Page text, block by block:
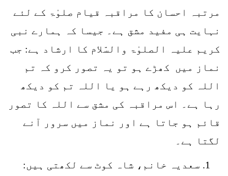
مرتبہ احسان کا مراقبہ قیام صلوٰۃ کے لئے
نہایت ہی مفید مشق ہے۔ جیسا کہ ہمارے نبی
کریم علیہ الصلوٰۃ والسّلام کا ارشاد ہے: جب
نماز میں کھڑے ہو تو یہ تصور کرو کہ تم
اللہ کو دیکھ رہے ہو یا اللہ تم کو دیکھ
رہا ہے۔ اس مراقبہ کی مشق سے اللہ کا تصور
قائم ہو جاتا ہے اور نماز میں سرور آنے
لگتا ہے۔
سعدیہ خانم، شاہ کوٹ سے لکھتی ہیں: